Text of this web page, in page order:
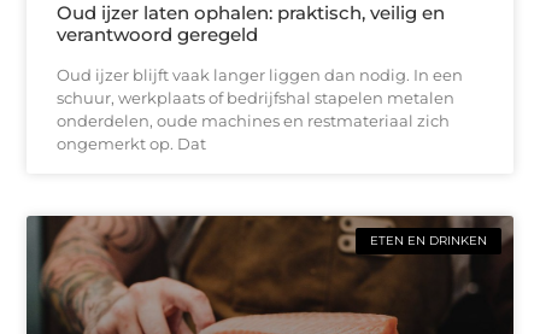
Oud ijzer laten ophalen: praktisch, veilig en
verantwoord geregeld
Oud ijzer blijft vaak langer liggen dan nodig. In een
schuur, werkplaats of bedrijfshal stapelen metalen
onderdelen, oude machines en restmateriaal zich
ongemerkt op. Dat
ETEN EN DRINKEN